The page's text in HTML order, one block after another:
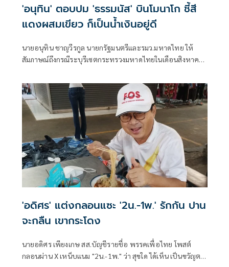
'อนุทิน' ตอบปม 'ธรรมนัส' บินโมนาโก ชี้สี
แดงผสมเขียว ก็เป็นน้ำเงินอยู่ดี
นายอนุทิน ชาญวีรกูล นายกรัฐมนตรีและรมว.มหาดไทย ให้
สัมภาษณ์ถึงกรณีระบุรีเซตกระทรวงมหาดไทยในเดือนสิงหาคม
'อดิศร' แต่งกลอนแซะ '2น.-1พ.' รักกัน ปาน
จะกลืน เขากระโดง
นายอดิศร เพียงเกษ สส.บัญชีรายชื่อ พรรคเพื่อไทย โพสต์
กลอนผ่าน X เหน็บแนม "2น.-1พ." ว่า สุขใด ได้เห็น เป็นขวัญตา